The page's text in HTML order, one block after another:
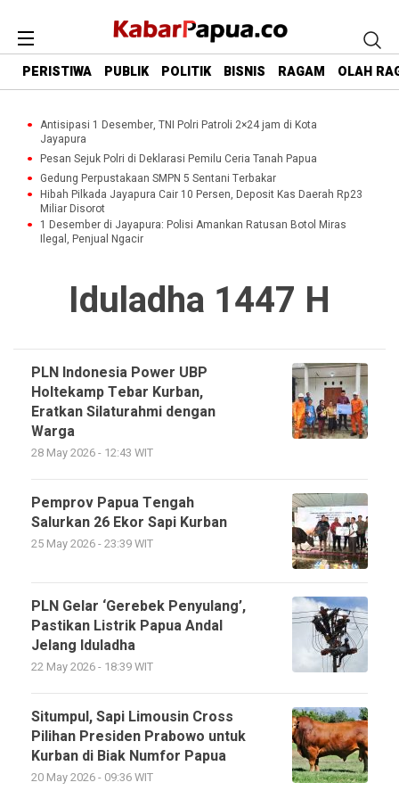
PERISTIWA PUBLIK POLITIK BISNIS RAGAM OLAH
Antisipasi 1 Desember, TNI Polri Patroli 2×24 jam di Kota
Jayapura
Pesan Sejuk Polri di Deklarasi Pemilu Ceria Tanah Papua
Gedung Perpustakaan SMPN 5 Sentani Terbakar
Hibah Pilkada Jayapura Cair 10 Persen, Deposit Kas Daerah Rp23
Miliar Disorot
1 Desember di Jayapura: Polisi Amankan Ratusan Botol Miras
Ilegal, Penjual Ngacir
Iduladha 1447 H
PLN Indonesia Power UBP
Holtekamp Tebar Kurban,
Eratkan Silaturahmi dengan
Warga
28 May 2026 - 12:43 WIT
Pemprov Papua Tengah
Salurkan 26 Ekor Sapi Kurban
25 May 2026 - 23:39 WIT
PLN Gelar ‘Gerebek Penyulang’,
Pastikan Listrik Papua Andal
Jelang Iduladha
22 May 2026 - 18:39 WIT
Situmpul, Sapi Limousin Cross
Pilihan Presiden Prabowo untuk
Kurban di Biak Numfor Papua
20 May 2026 - 09:36 WIT